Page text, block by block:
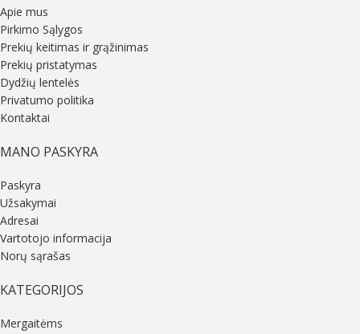
Apie mus
Pirkimo Sąlygos
Prekių keitimas ir grąžinimas
Prekių pristatymas
Dydžių lentelės
Privatumo politika
Kontaktai
MANO PASKYRA
Paskyra
Užsakymai
Adresai
Vartotojo informacija
Norų sąrašas
KATEGORIJOS
Mergaitėms